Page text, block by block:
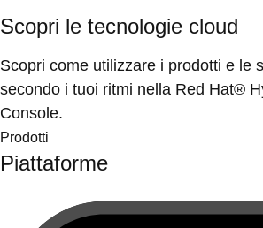
Scopri le tecnologie cloud
Scopri come utilizzare i prodotti e le
secondo i tuoi ritmi nella Red Hat®
Console.
Prodotti
Piattaforme